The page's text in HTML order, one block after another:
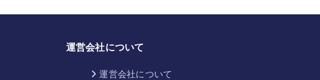
運営会社について
運営会社について